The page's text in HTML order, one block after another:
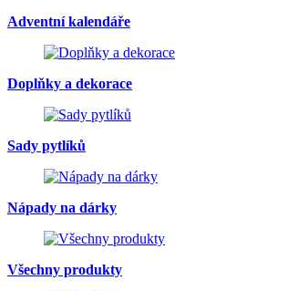
Adventní kalendáře
Doplňky a dekorace
Sady pytlíků
Nápady na dárky
Všechny produkty